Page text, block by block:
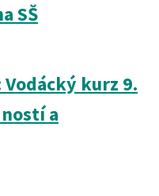
SŠ
kurz 9.
a